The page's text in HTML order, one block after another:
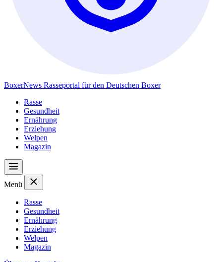
BoxerNews Rasseportal für den Deutschen Boxer
Rasse
Gesundheit
Ernährung
Erziehung
Welpen
Magazin
Menü
Rasse
Gesundheit
Ernährung
Erziehung
Welpen
Magazin